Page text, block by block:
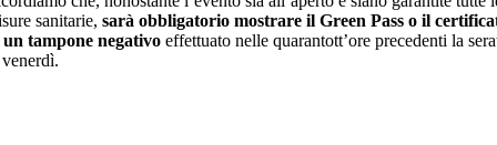
sanitarie, sarà obbligatorio mostrare il Green Pass o il
tampone negativoeffettuato nelle quarantott’ore precedenti la